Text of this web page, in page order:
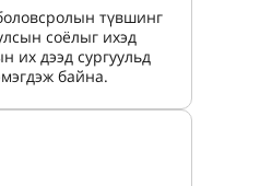
түвшинг
соёлыг ихэд
их дээд сургуульд
байна.